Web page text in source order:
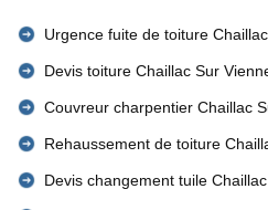
Urgence fuite de toiture
Devis toiture Chaillac Sur
Couvreur charpentier Chaillac
Rehaussement de toiture
Devis changement tuile